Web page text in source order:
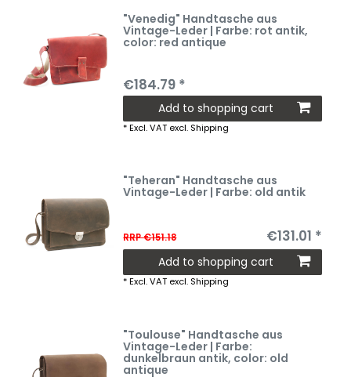
"Venedig" Handtasche aus
Vintage-Leder | Farbe: rot antik,
color: red antique
€184.79 *
Add to shopping cart
*Excl. VAT excl. Shipping
"Teheran" Handtasche aus
Vintage-Leder | Farbe: old antik
RRP €151.18 €131.01 *
Add to shopping cart
*Excl. VAT excl. Shipping
"Toulouse" Handtasche aus
Vintage-Leder | Farbe:
dunkelbraun antik, color: old
antique